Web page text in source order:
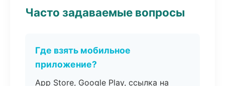
Часто задаваемые вопросы
Где взять мобильное
приложение?
App Store, Google Play, ссылка на